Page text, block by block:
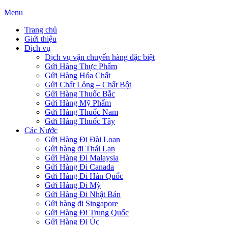
Menu
Trang chủ
Giới thiệu
Dịch vụ
Dịch vụ vận chuyển hàng đặc biệt
Gửi Hàng Thực Phẩm
Gửi Hàng Hóa Chất
Gửi Chất Lỏng – Chất Bột
Gửi Hàng Thuốc Bắc
Gửi Hàng Mỹ Phẩm
Gửi Hàng Thuốc Nam
Gửi Hàng Thuốc Tây
Các Nước
Gửi Hàng Đi Đài Loan
Gửi hàng đi Thái Lan
Gửi Hàng Đi Malaysia
Gửi Hàng Đi Canada
Gửi Hàng Đi Hàn Quốc
Gửi Hàng Đi Mỹ
Gửi Hàng Đi Nhật Bản
Gửi hàng đi Singapore
Gửi Hàng Đi Trung Quốc
Gửi Hàng Đi Úc